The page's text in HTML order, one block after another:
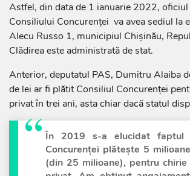
Astfel, din data de 1 ianuarie 2022, oficiul
Consiliului Concurenței va avea sediul la
Alecu Russo 1, municipiul Chișinău,
Clădirea este administrată de stat.
Anterior, deputatul PAS, Dumitru Alaiba
de lei ar fi plătit Consiliul Concurenței
privat în trei ani, asta chiar dacă statul
În 2019 s-a elucidat faptul
Concurenței plătește 5
(din 25 milioane), pentru